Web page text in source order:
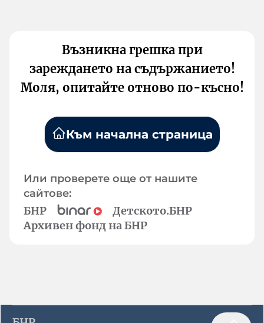
Възникна грешка при
зареждането на съдържанието!
Моля, опитайте отново по-късно!
Към начална страница
Или проверете още от нашите
сайтове:
БНР
Детското.БНР
Архивен фонд на БНР